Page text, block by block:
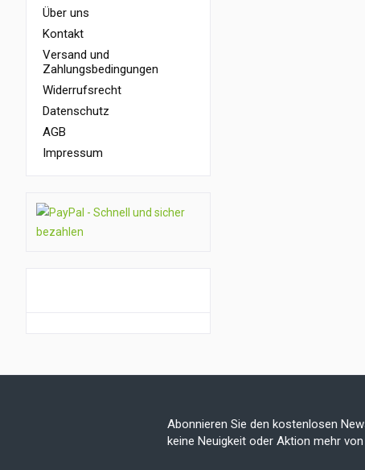
Über uns
Kontakt
Versand und
Zahlungsbedingungen
Widerrufsrecht
Datenschutz
AGB
Impressum
Abonnieren Sie den kostenlosen
keine Neuigkeit oder Aktion mehr